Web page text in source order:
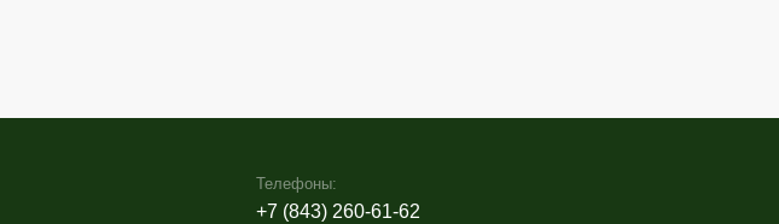
Сервис сада
Комплекс услуг по уходу за садом
Стрижка деревьев и кустарников